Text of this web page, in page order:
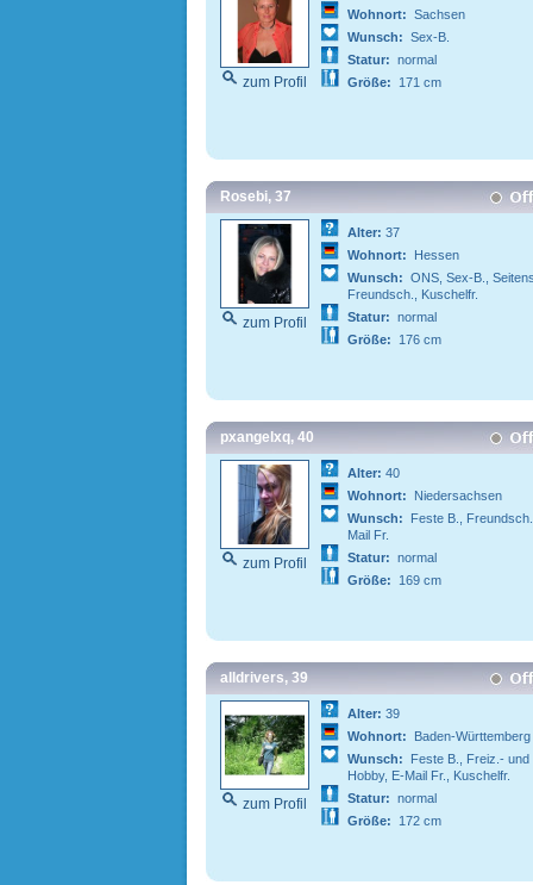
zum Profil
Wohnort: Sachsen
Wunsch: Sex-B.
Statur: normal
Größe:
171 cm
Rosebi, 37
zum Profil
Alter: 37
Wohnort:
Hessen
Wunsch: ONS, Sex-B.,
Freundsch., Kuschelfr.
Statur: normal
Größe:
176 cm
pxangelxq, 40
zum Profil
Alter: 40
Wohnort:
Niedersachsen
Wunsch:
Feste B.,
Mail Fr.
Statur: normal
Größe:
169 cm
alldrivers, 39
zum Profil
Alter: 39
Wohnort:
Baden-Württemberg
Wunsch:
Feste B., Freiz.- und
Hobby, E-Mail Fr., Kuschelfr.
Statur: normal
Größe:
172 cm